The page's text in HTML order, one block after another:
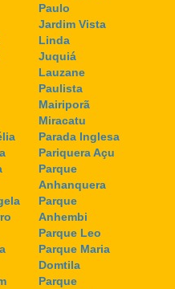
Paulo
Jardim Vista
Linda
Juquiá
Lauzane
Paulista
Mairiporã
Miracatu
Parada Inglesa
Pariquera Açu
Parque
Anhanquera
Parque
Anhembi
Parque Leo
Parque Maria
Domtila
Parque